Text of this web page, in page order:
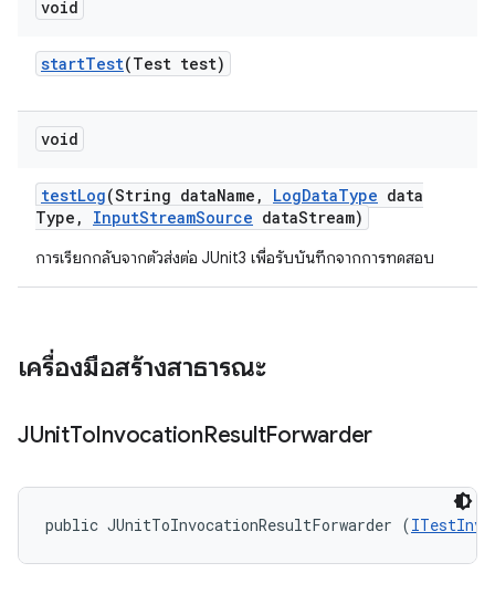
void
startTest(Test test)
void
testLog(String dataName , LogDataType data
Type , InputStreamSource dataStream)
การเรียกกลับจากตัวส่งต่อ JUnit3 เพื่อรับบันทึกจากการทดสอบ
เครื่องมือสร้างสาธารณะ
JUnitToInvocationResultForwarder
public JUnitToInvocationResultForwarder (